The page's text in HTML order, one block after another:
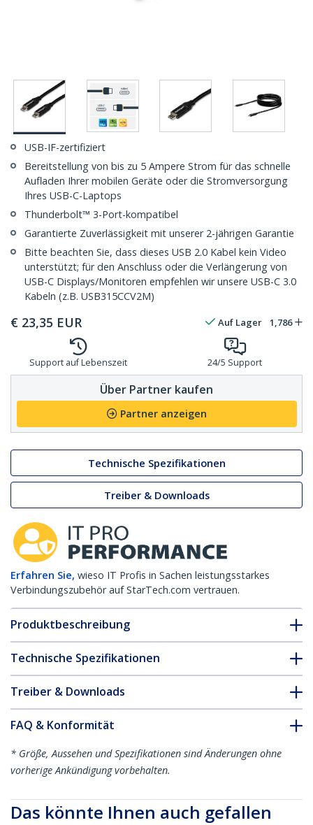
USB-IF-zertifiziert
Bereitstellung von bis zu 5 Ampere Strom für das schnelle
Aufladen Ihrer mobilen Geräte oder die Stromversorgung
Ihres USB-C-Laptops
Thunderbolt™ 3-Port-kompatibel
Garantierte Zuverlässigkeit mit unserer 2-jährigen Garantie
Bitte beachten Sie, dass dieses USB 2.0 Kabel kein Video
unterstützt; für den Anschluss oder die Verlängerung von
USB-C Displays/Monitoren empfehlen wir unsere USB-C 3.0
Kabeln (z.B. USB315CCV2M)
€ 23,35 EUR Auf Lager 1,786
Support auf Lebenszeit 24/5 Support
Über Partner kaufen
Partner anzeigen
Technische Spezifikationen
Treiber & Downloads
Erfahren Sie, wieso IT Profis in Sachen leistungsstarkes
Verbindungszubehör auf StarTech.com vertrauen.
Produktbeschreibung
Technische Spezifikationen
Treiber & Downloads
FAQ & Konformität
* Größe, Aussehen und Spezifikationen sind Änderungen ohne
vorherige Ankündigung vorbehalten.
Das könnte Ihnen auch gefallen